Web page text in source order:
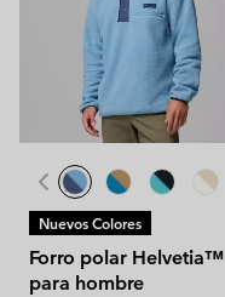
Nuevos Colores
Forro polar Helvetia™
para hombre